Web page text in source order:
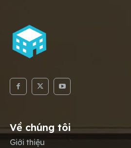
Về chúng tôi
Giới thiệu